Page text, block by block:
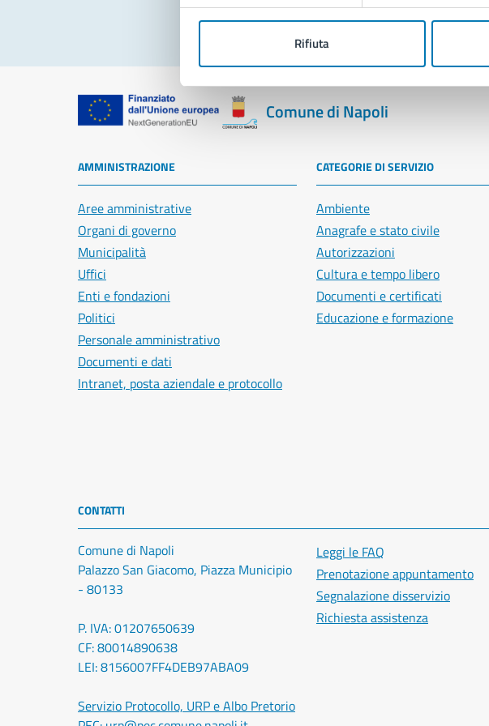
Rifiuta
Comune di Napoli
AMMINISTRAZIONE
Aree amministrative
Organi di governo
Municipalità
Uffici
Enti e fondazioni
Politici
Personale amministrativo
Documenti e dati
Intranet, posta aziendale e protocollo
CATEGORIE DI SERVIZIO
Ambiente
Anagrafe e stato civile
Autorizzazioni
Cultura e tempo libero
Documenti e certificati
Educazione e formazione
CONTATTI
Comune di Napoli
Palazzo San Giacomo, Piazza Municipio
- 80133
P. IVA: 01207650639
CF: 80014890638
LEI: 8156007FF4DEB97ABA09
Servizio Protocollo, URP e Albo Pretorio
Leggi le FAQ
Prenotazione appuntamento
Segnalazione disservizio
Richiesta assistenza